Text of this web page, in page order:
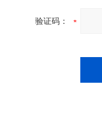
验证码：